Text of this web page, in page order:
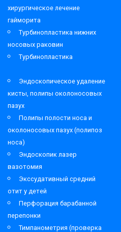
хирургическое лечение
гайморита
Турбинопластика нижних
носовых раковин
Турбинопластика
Эндоскопическое удаление
кисты, полипы околоносовых
пазух
Полипы полости носа и
околоносовых пазух (полипоз
носа)
Эндоскопик лазер
вазотомия
Экссудативный средний
отит у детей
Перфорация барабанной
перепонки
Тимпанометрия (проверка